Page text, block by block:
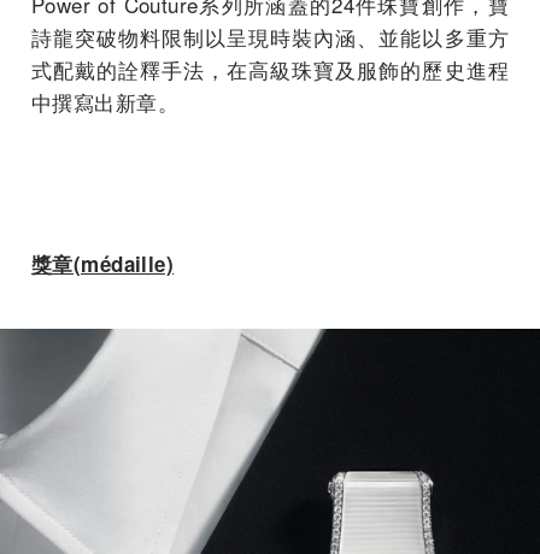
詩龍突破物料限制以呈現時裝內涵、並能以多重方
式配戴的詮釋手法，在高級珠寶及服飾的歷史進程
中撰寫出新章。
獎章(médaille)